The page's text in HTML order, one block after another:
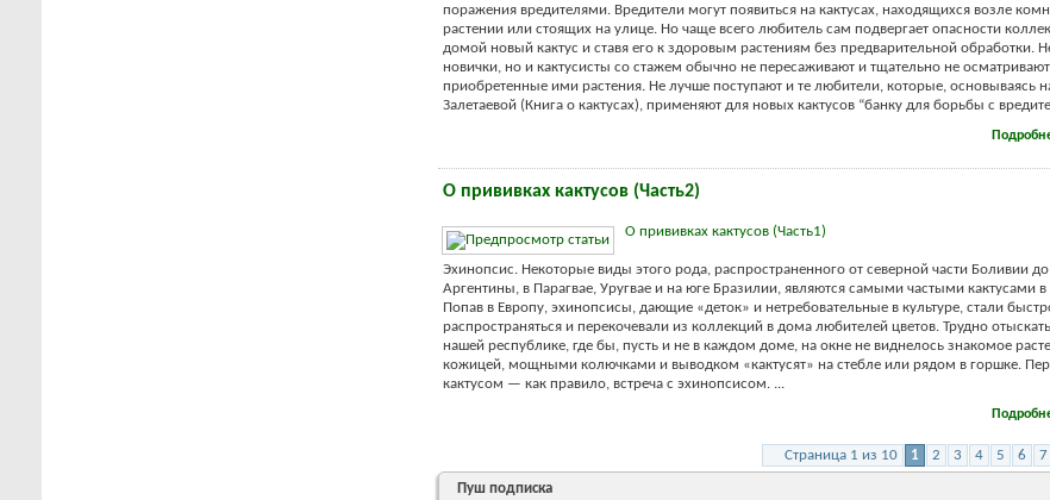
поражения вредителями. Вредители могут появиться на кактусах, находящихся возле
растении или стоящих на улице. Но чаще всего любитель сам подвергает опасности
домой новый кактус и ставя его к здоровым растениям без предварительной обработки.
новички, но и кактусисты со стажем обычно не пересаживают и тщательно не осматривают
приобретенные ими растения. Не лучше поступают и те любители, которые, основываясь
Залетаевой (Книга о кактусах), применяют для новых кактусов “банку для борьбы с
О прививках кактусов (Часть2)
О прививках кактусов (Часть1)
Эхинопсис. Некоторые виды этого рода, распространенного от северной части Боливии
Аргентины, в Парагвае, Уругвае и на юге Бразилии, являются самыми частыми кактусами в
Попав в Европу, эхинопсисы, дающие «деток» и нетребовательные в культуре, стали
распространяться и перекочевали из коллекций в дома любителей цветов. Трудно
нашей республике, где бы, пусть и не в каждом доме, на окне не виднелось знакомое
кожицей, мощными колючками и выводком «кактусят» на стебле или рядом в горшке.
кактусом — как правило, встреча с эхинопсисом. ...
Страница 1 из 10 1 2 3 4 5 6 7
Пуш подписка